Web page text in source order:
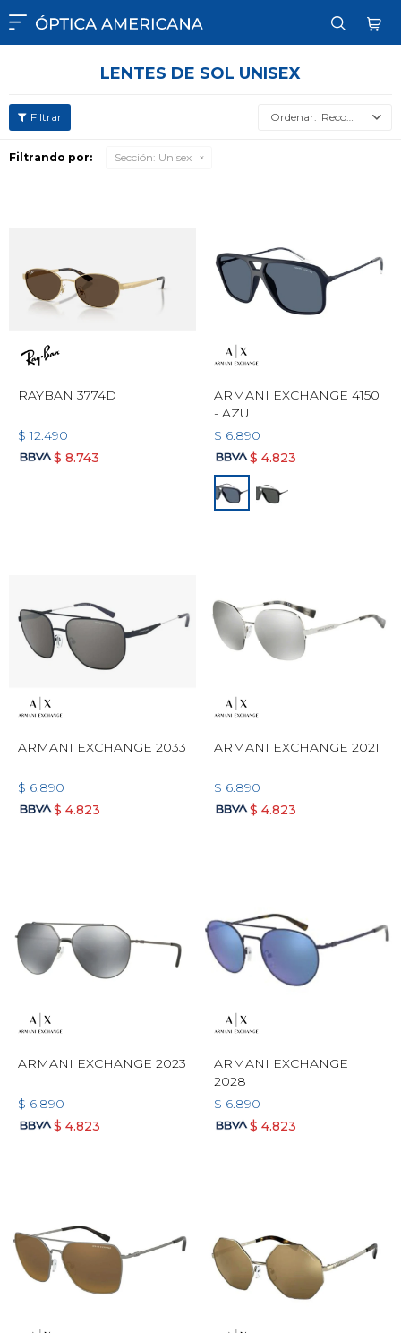

LENTES DE SOL UNISEX
Recomendados
Filtrando por: Sección: Unisex
RAYBAN 3774D
$ 12.490
$ 8.743
ARMANI EXCHANGE 4150
- AZUL
$ 6.890
$ 4.823
ARMANI EXCHANGE 2033
$ 6.890
$ 4.823
ARMANI EXCHANGE 2021
$ 6.890
$ 4.823
ARMANI EXCHANGE 2023
$ 6.890
$ 4.823
ARMANI EXCHANGE
2028
$ 6.890
$ 4.823